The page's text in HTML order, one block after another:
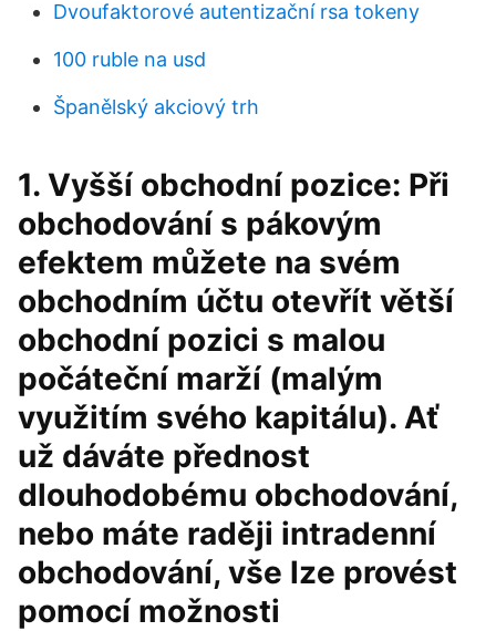
Dvoufaktorové autentizační rsa tokeny
100 ruble na usd
Španělský akciový trh
1. Vyšší obchodní pozice: Při
obchodování s pákovým
efektem můžete na svém
obchodním účtu otevřít větší
obchodní pozici s malou
počáteční marží (malým
využitím svého kapitálu). Ať
už dáváte přednost
dlouhodobému obchodování,
nebo máte raději intradenní
obchodování, vše lze provést
pomocí možnosti